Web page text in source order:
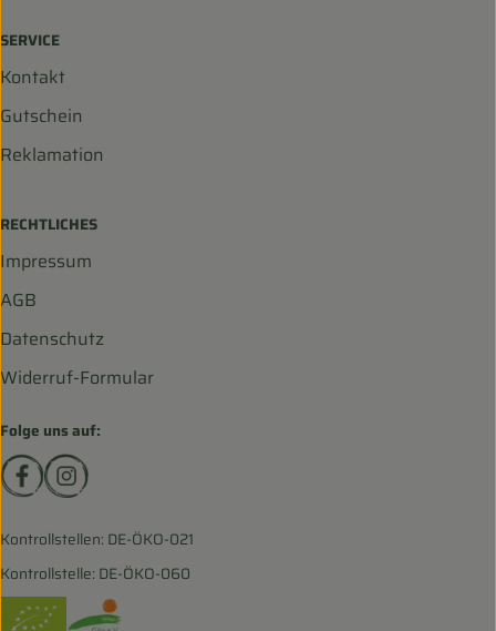
SERVICE
Kontakt
Gutschein
Reklamation
RECHTLICHES
Impressum
AGB
Datenschutz
Widerruf-Formular
Folge uns auf:
Externer Link zu https://www.facebook.com/
Externer Link zu https://www.instagram.com/
Kontrollstellen: DE-ÖKO-021
Kontrollstelle: DE-ÖKO-060